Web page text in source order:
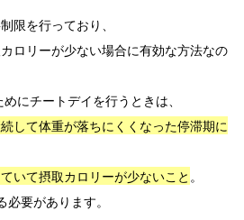
限を行っており、
ロリーが少ない場合に有効な方法なの
にチートデイを行うときは、
して体重が落ちにくくなった停滞期に
いて摂取カロリーが少ないこと 。
要があります。